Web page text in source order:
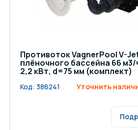
Противоток VagnerPool V-
плёночного бассейна 66 м3/
2,2 кВт, d=75 мм (комплект)
Код: 386241 Уточнить